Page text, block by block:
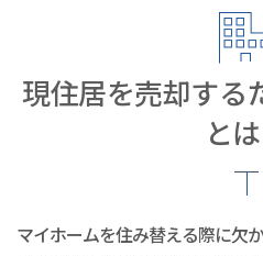
現住居を売却する
と
マイホームを住み替える際に欠